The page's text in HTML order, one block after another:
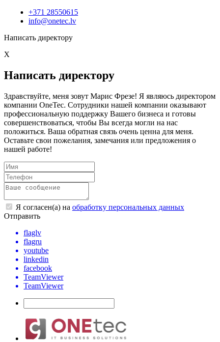
+371 28550615
info@onetec.lv
Написать директору
X
Написать директору
Здравствуйте, меня зовут Марис Фрезе! Я являюсь директором
компании OneTec. Сотрудники нашей компании оказывают
профессиональную поддержку Вашего бизнеса и готовы
совершенствоваться, чтобы Вы всегда могли на нас
положиться. Ваша обратная связь очень ценна для меня.
Оставьте свои пожелания, замечания или предложения о
нашей работе!
Я согласен(а) на обработку персональных данных
Отправить
flaglv
flagru
youtube
linkedin
facebook
TeamViewer
TeamViewer